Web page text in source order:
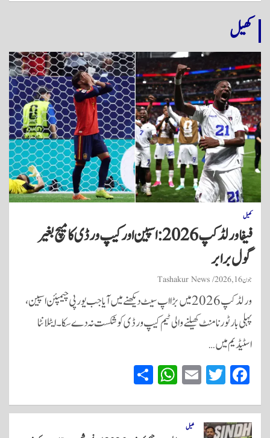
کھیل
کھیل
فیفا ورلڈ کپ 2026: اسپین اور کیپ ورڈی کا میچ بغیر
گول برابر
جون 16, 2026 Tashakur News
ورلڈ کپ 2026 میں بڑا اپ سیٹ دیکھنے میں آیا جب یورپی چیمپئن اسپین،
پہلی بار ٹورنامنٹ کھیلنے والی ٹیم کیپ ورڈی کو شکست نہ دے سکا۔ ایٹلانٹا
اسٹیڈیم میں…
Fa
bo
ok
T
tte
r
E
ail
W
ts
A
re
کھیل